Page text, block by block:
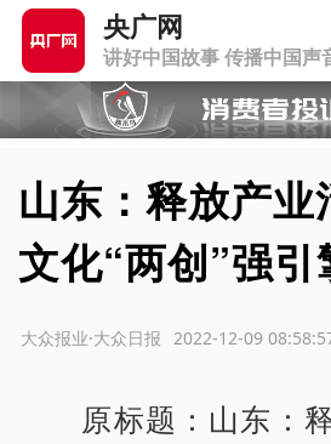
央广网
讲好中国故事 传播中国声
山东：释放产
文化“两创”强引
2022-12-09
大众报业·大众日报
原标题：山东：释